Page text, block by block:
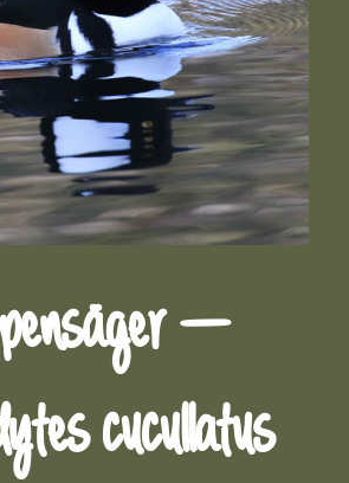
–
cucullatus